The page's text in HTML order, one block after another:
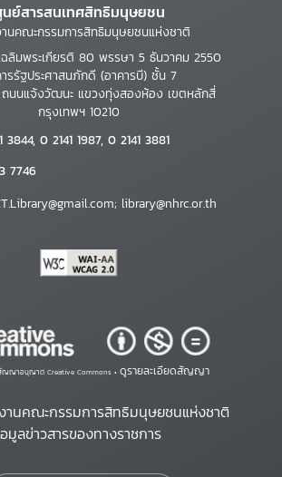
ย์สารสนเทศสิทธิมนุษยชน
นคณะกรรมการสิทธิมนุษยชนแห่งชาติ
ฉลิมพระเกียรติ 80 พรรษา 5 ธันวาคม 2550
รรัฐประศาสนภักดี (อาคารบี) ชั้น 7
นนแจ้งวัฒนะ แขวงทุ่งสองห้อง เขตหลักสี่
กรุงเทพฯ 10210
3844, 0 2141 1987, 0 2141 3881
7746
library@nhrc.or.th
ญญาอนุญาต Creative Commons • ดูรายละเอียดสัญญา
านคณะกรรมการสิทธิมนุษยชนแห่งชาติ
มูลข่าวสารของทางราชการ